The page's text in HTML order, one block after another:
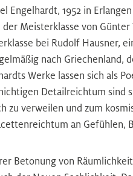
Engelhardt, 1952 in
der Meisterklasse von
bei Rudolf Hausner,
nach Griechenland,
Werke lassen sich als
Detailreichtum sind
zu verweilen und zum
an Gefühlen,
Betonung von